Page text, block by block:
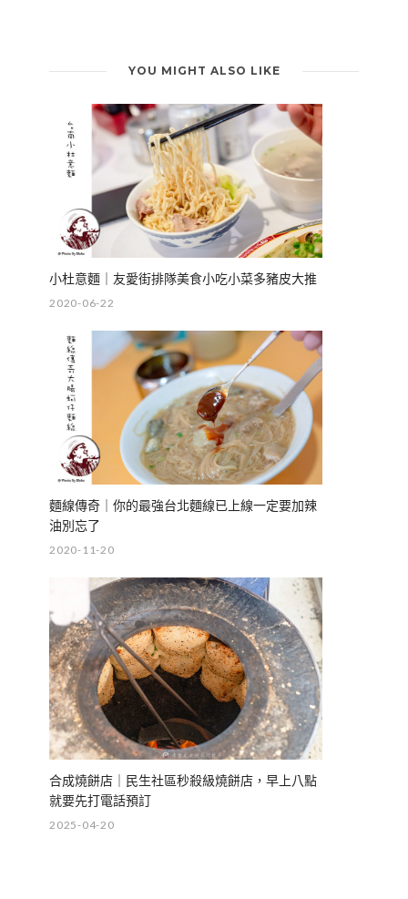
YOU MIGHT ALSO LIKE
小杜意麵｜友愛街排隊美食小吃小菜多豬皮大推
2020-06-22
麵線傳奇｜你的最強台北麵線已上線一定要加辣
油別忘了
2020-11-20
合成燒餅店｜民生社區秒殺級燒餅店，早上八點
就要先打電話預訂
2025-04-20